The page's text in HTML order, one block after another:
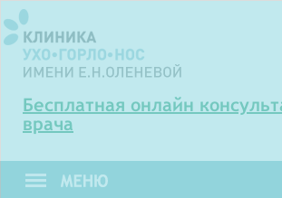
Бесплатная онлайн
врача